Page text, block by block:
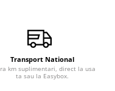
Transport National
km suplimentari, direct la usa
ta sau la Easybox.